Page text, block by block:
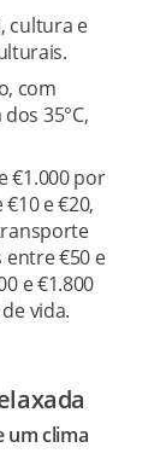
cultura e
com
35°C,
€1.000 por
e €20,
entre €50 e
e €1.800
vida.
um clima